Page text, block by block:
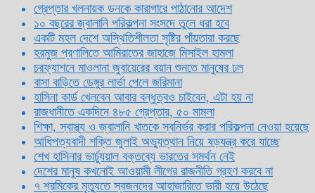
গ্রেপ্তার খলনায়ক ডনকে কারাগারে পাঠানোর আদেশ
১০ বছরের জ্বালানি পরিকল্পনা সংসদে তুলে ধরা হবে
একটি মহল দেশে অস্থিতিশীলতা সৃষ্টির পাঁয়তারা করছে
হরমুজ প্রণালিতে আমিরাতের জাহাজে মিসাইল হামলা
চরফ্যাশনে মাওলানা জুবায়েরের বয়ান শুনতে মানুষের ঢল
বাসা বাড়িতে ডেঙ্গুর লার্ভা পেলে জরিমানা
হাসিনা কার্ড খেলবেন আবার বন্ধুত্বও চাইবেন, এটা হয় না
রাজধানীতে একদিনে ৪৮৫ গ্রেপ্তার, ৫০ মামলা
শিক্ষা, স্বাস্থ্য ও জ্বালানি খাতকে স্বনির্ভর করার পরিকল্পনা নেওয়া হয়েছে
আধিপত্যবাদী শক্তি জুলাই অভ্যুত্থান নিয়ে ষড়যন্ত্র করে যাচ্ছে
শেখ হাসিনার ভার্চ্যুয়াল বক্তব্যে ভারতের সমর্থন নেই
দেশের মানুষ কখনোই আওয়ামী লীগের রাজনীতি গ্রহণ করবে না
৭ শ্রমিকের মৃত্যুতে স্বজনদের আহাজারিতে ভারী হয়ে উঠেছে